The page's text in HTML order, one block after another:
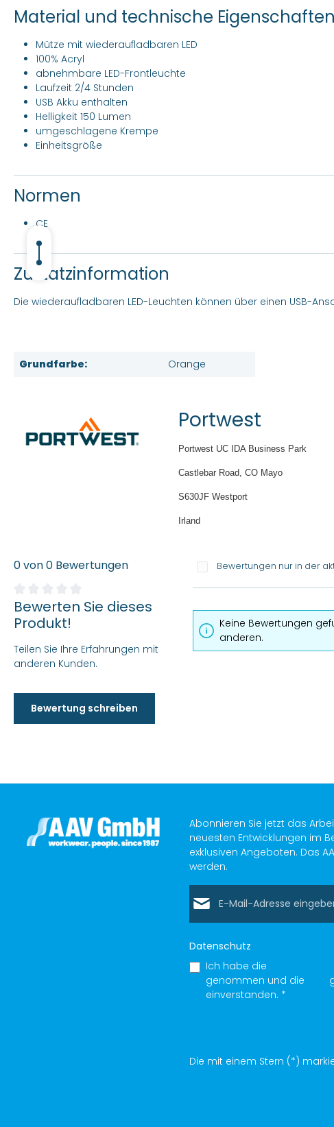
Material und technische Eigenschaften
Mütze mit wiederaufladbaren LED
100% Acryl
abnehmbare LED-Frontleuchte
Laufzeit 2/4 Stunden
USB Akku enthalten
Helligkeit 150 Lumen
umgeschlagene Krempe
Einheitsgröße
Normen
CE
Zustatzinformation
Die wiederaufladbaren LED-Leuchten können über einen USB-
Grundfarbe: Orange
Portwest
Portwest UC IDA Business Park
Castlebar Road, CO Mayo
S630JF Westport
Irland
0 von 0 Bewertungen
Durchschnittliche Bewertung von 0 von 5 Sternen
Bewerten Sie dieses
Produkt!
Teilen Sie Ihre Erfahrungen mit
anderen Kunden.
Bewertung schreiben
Bewertungen nur in der
Keine Bewertungen
anderen.
Abonnieren Sie jetzt das
neuesten Entwicklungen im
exklusiven Angeboten. Das
werden.
Datenschutz
Ich habe die
genommen und die
einverstanden. *
Die mit einem Stern (*)